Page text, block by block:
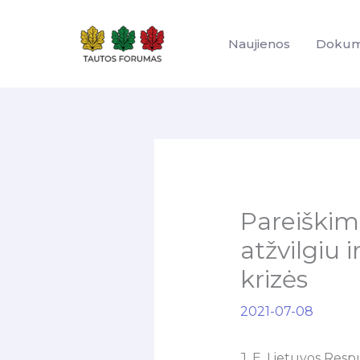
Naujienos
atžvilgiu
krizės
2021-07-08